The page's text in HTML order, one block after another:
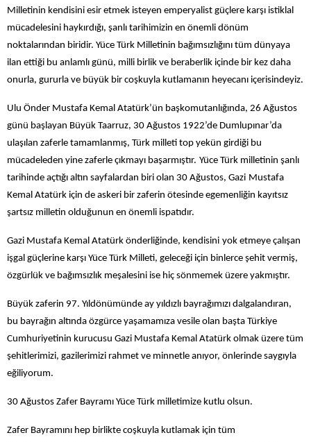
Milletinin kendisini esir etmek isteyen emperyalist güçlere karşı istiklal
mücadelesini haykırdığı, şanlı tarihimizin en önemli dönüm
noktalarından biridir. Yüce Türk Milletinin bağımsızlığını tüm dünyaya
ilan ettiği bu anlamlı günü, milli birlik ve beraberlik içinde bir kez daha
onurla, gururla ve büyük bir coşkuyla kutlamanın heyecanı içerisindeyiz.
Ulu Önder Mustafa Kemal Atatürk’ün başkomutanlığında, 26 Ağustos
günü başlayan Büyük Taarruz, 30 Ağustos 1922’de Dumlupınar’da
ulaşılan zaferle tamamlanmış, Türk milleti top yekün girdiği bu
mücadeleden yine zaferle çıkmayı başarmıştır. Yüce Türk milletinin şanlı
tarihinde açtığı altın sayfalardan biri olan 30 Ağustos, Gazi Mustafa
Kemal Atatürk için de askeri bir zaferin ötesinde egemenliğin kayıtsız
şartsız milletin olduğunun en önemli ispatıdır.
Gazi Mustafa Kemal Atatürk önderliğinde, kendisini yok etmeye çalışan
işgal güçlerine karşı Yüce Türk Milleti, geleceği için binlerce şehit vermiş,
özgürlük ve bağımsızlık meşalesini ise hiç sönmemek üzere yakmıştır.
Büyük zaferin 97. Yıldönümünde ay yıldızlı bayrağımızı dalgalandıran,
bu bayrağın altında özgürce yaşamamıza vesile olan başta Türkiye
Cumhuriyetinin kurucusu Gazi Mustafa Kemal Atatürk olmak üzere tüm
şehitlerimizi, gazilerimizi rahmet ve minnetle anıyor, önlerinde saygıyla
eğiliyorum.
30 Ağustos Zafer Bayramı Yüce Türk milletimize kutlu olsun.
Zafer Bayramını hep birlikte coşkuyla kutlamak için tüm